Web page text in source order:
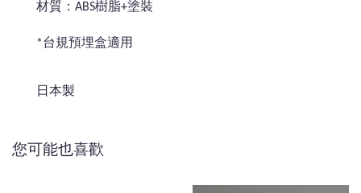
材質：ABS樹脂+塗裝
*台規預埋盒適用
日本製
您可能也喜歡